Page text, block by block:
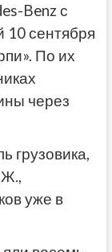
Benz с
10 сентября
По их
через
грузовика,
уже в